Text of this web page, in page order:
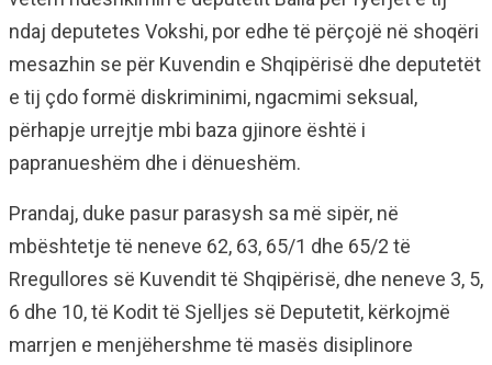
ndaj deputetes Vokshi, por edhe të përçojë në shoqëri
mesazhin se për Kuvendin e Shqipërisë dhe deputetët
e tij çdo formë diskriminimi, ngacmimi seksual,
përhapje urrejtje mbi baza gjinore është i
papranueshëm dhe i dënueshëm.
Prandaj, duke pasur parasysh sa më sipër, në
mbështetje të neneve 62, 63, 65/1 dhe 65/2 të
Rregullores së Kuvendit të Shqipërisë, dhe neneve 3, 5,
6 dhe 10, të Kodit të Sjelljes së Deputetit, kërkojmë
marrjen e menjëhershme të masës disiplinore